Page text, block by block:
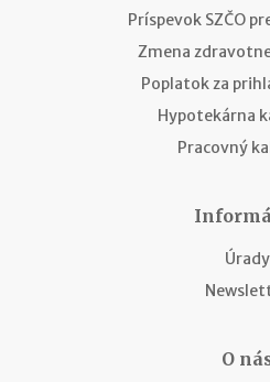
Príspevok SZČO
Zmena
Poplatok za
Hypotekárna
Pracovný
Úrady
O